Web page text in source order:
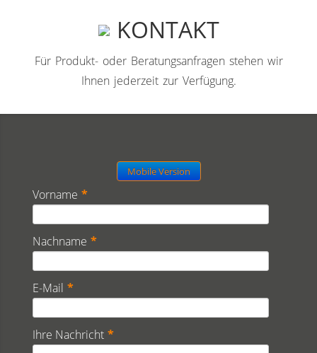
KONTAKT
Für Produkt- oder Beratungsanfragen stehen wir
Ihnen jederzeit zur Verfügung.
Mobile Version
Vorname *
Nachname *
E-Mail *
Ihre Nachricht *